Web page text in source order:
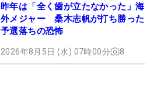
昨年は「全く歯が立たなかった」海
外メジャー 桑木志帆が打ち勝った
予選落ちの恐怖
2026年8月5日 (水) 07時00分 8